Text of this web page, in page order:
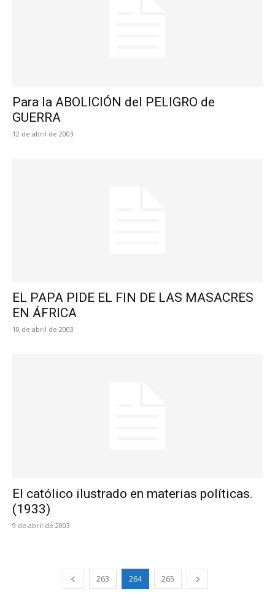
Para la ABOLICIÓN del PELIGRO de
GUERRA
12 de abril de 2003
EL PAPA PIDE EL FIN DE LAS MASACRES
EN ÁFRICA
10 de abril de 2003
El católico ilustrado en materias políticas.
(1933)
9 de abril de 2003
263 264 265